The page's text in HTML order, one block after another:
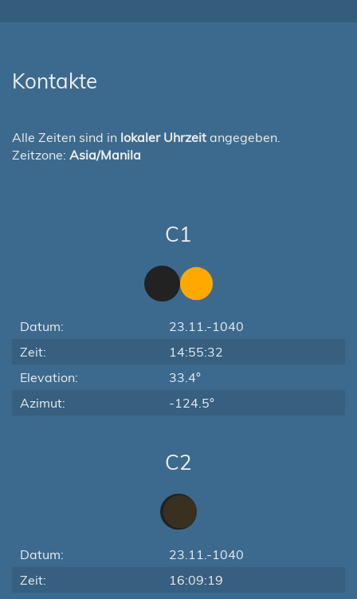
Kontakte
Alle Zeiten sind in lokaler Uhrzeit angegeben.
Zeitzone: Asia/Manila
C1
Datum:
23.11.-1040
Zeit:
14:55:32
Elevation:
33.4°
Azimut:
-124.5°
C2
Datum:
23.11.-1040
Zeit:
16:09:19